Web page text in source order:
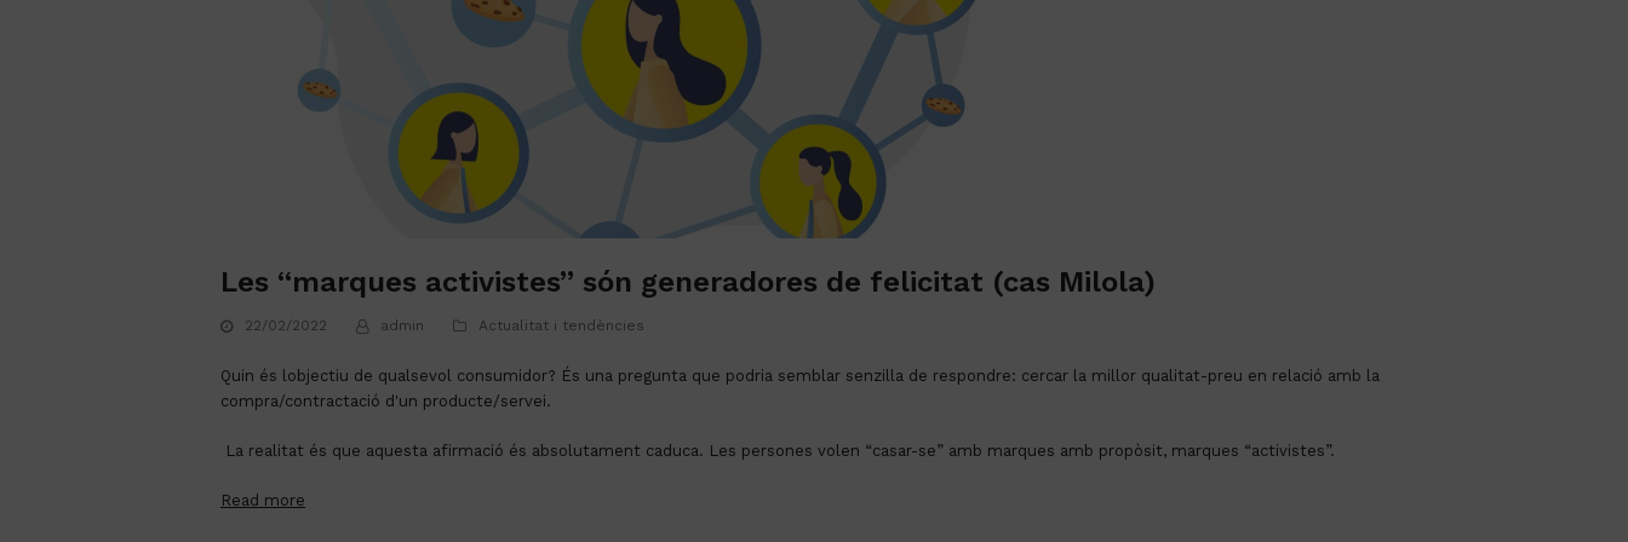
Les “marques activistes” són generadores de felicitat (cas Milola)
22/02/2022 admin Actualitat i tendències
Quin és lobjectiu de qualsevol consumidor? És una pregunta que podria semblar senzilla de respondre: cercar la millor qualitat-preu en relació amb la
compra/contractació d'un producte/servei.
La realitat és que aquesta afirmació és absolutament caduca. Les persones volen “casar-se” amb marques amb propòsit, marques “activistes”.
Read more